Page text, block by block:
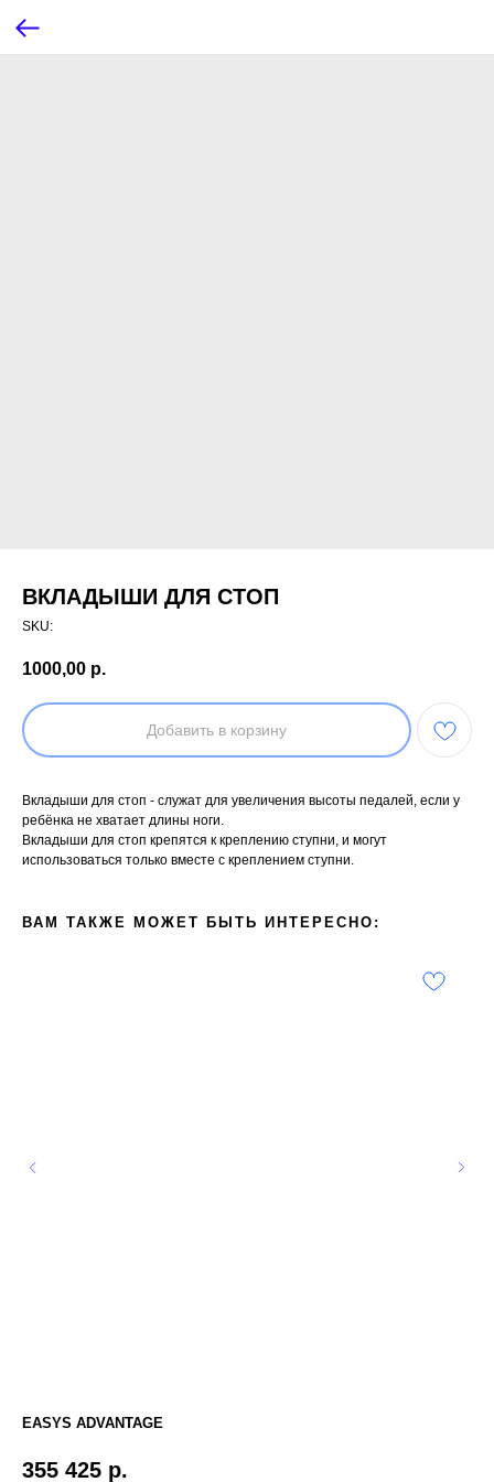
ВКЛАДЫШИ ДЛЯ СТОП
SKU:
1000,00 р.
Добавить в корзину
Вкладыши для стоп - служат для увеличения высоты педалей, если у
ребёнка не хватает длины ноги.
Вкладыши для стоп крепятся к креплению ступни, и могут
использоваться только вместе с креплением ступни.
ВАМ ТАКЖЕ МОЖЕТ БЫТЬ ИНТЕРЕСНО:
EASYS ADVANTAGE
355 425 р.